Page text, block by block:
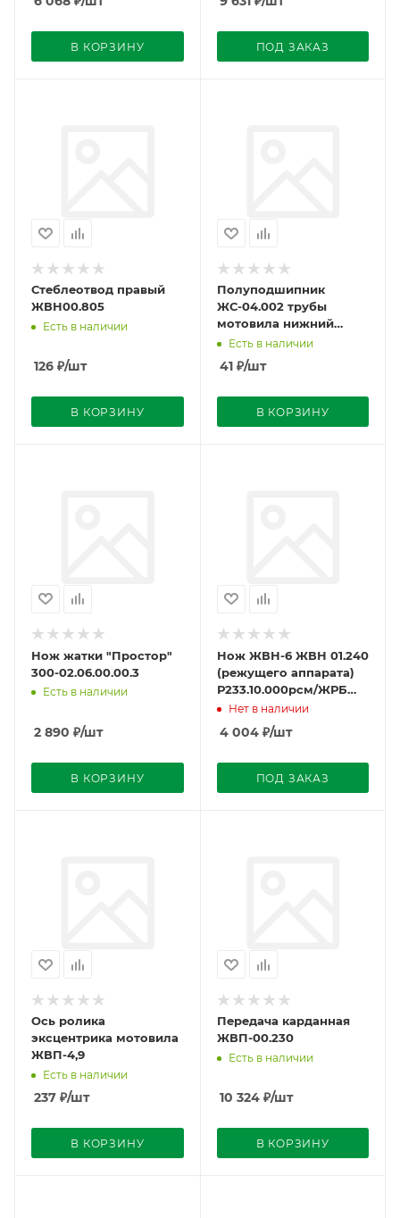
В КОРЗИНУ ПОД ЗАКАЗ
Стеблеотвод правый
ЖВН00.805
Есть в наличии
126 ₽/шт
В КОРЗИНУ
Полуподшипник
ЖС-04.002 трубы
мотовила нижний
ЖРБ-4,2
Есть в наличии
41₽/шт
В КОРЗИНУ
Нож жатки "Простор"
300-02.06.00.00.3
Есть в наличии
2 890 ₽/шт
В КОРЗИНУ
Нож ЖВН-6 ЖВН 01.240
(режущего аппарата)
Р233.10.000рсм/ЖРБ
5900.00.00
Нет в наличии
4 004₽/шт
ПОД ЗАКАЗ
Ось ролика
эксцентрика мотовила
ЖВП-4,9
Есть в наличии
237 ₽/шт
В КОРЗИНУ
Передача карданная
ЖВП-00.230
Есть в наличии
10 324₽/шт
В КОРЗИНУ